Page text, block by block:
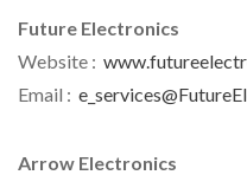
Future Electronics
Website :
Email :
Arrow Electronics